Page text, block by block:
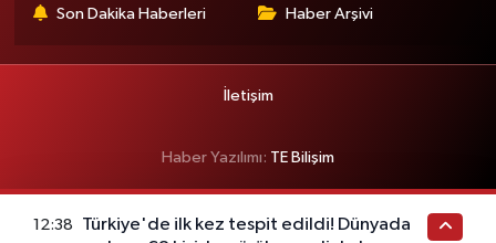
Son Dakika Haberleri Haber Arşivi
İletişim
Haber Yazılımı: TE Bilişim
12:38
Türkiye'de ilk kez tespit edildi! Dünyada